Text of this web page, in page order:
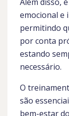
emocional e
permitindo
por conta
estando
necessário.
O
são
bem-estar